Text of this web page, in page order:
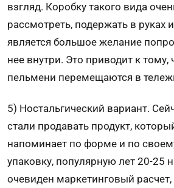
взгляд. Коробку такого вида
рассмотреть, подер­жать в руках
является большое желание
нее внутри. Это приводит к тому,
пельмени перемеща­ются в
5) Ностальгический вариант.
стали продавать продукт,
напоминает по форме и по
упаковку, популярную лет 20-25
очевиден марке­тинговый